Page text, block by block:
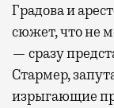
Градова и
сюжет, что не
— сразу
Стармер,
изрыгающие